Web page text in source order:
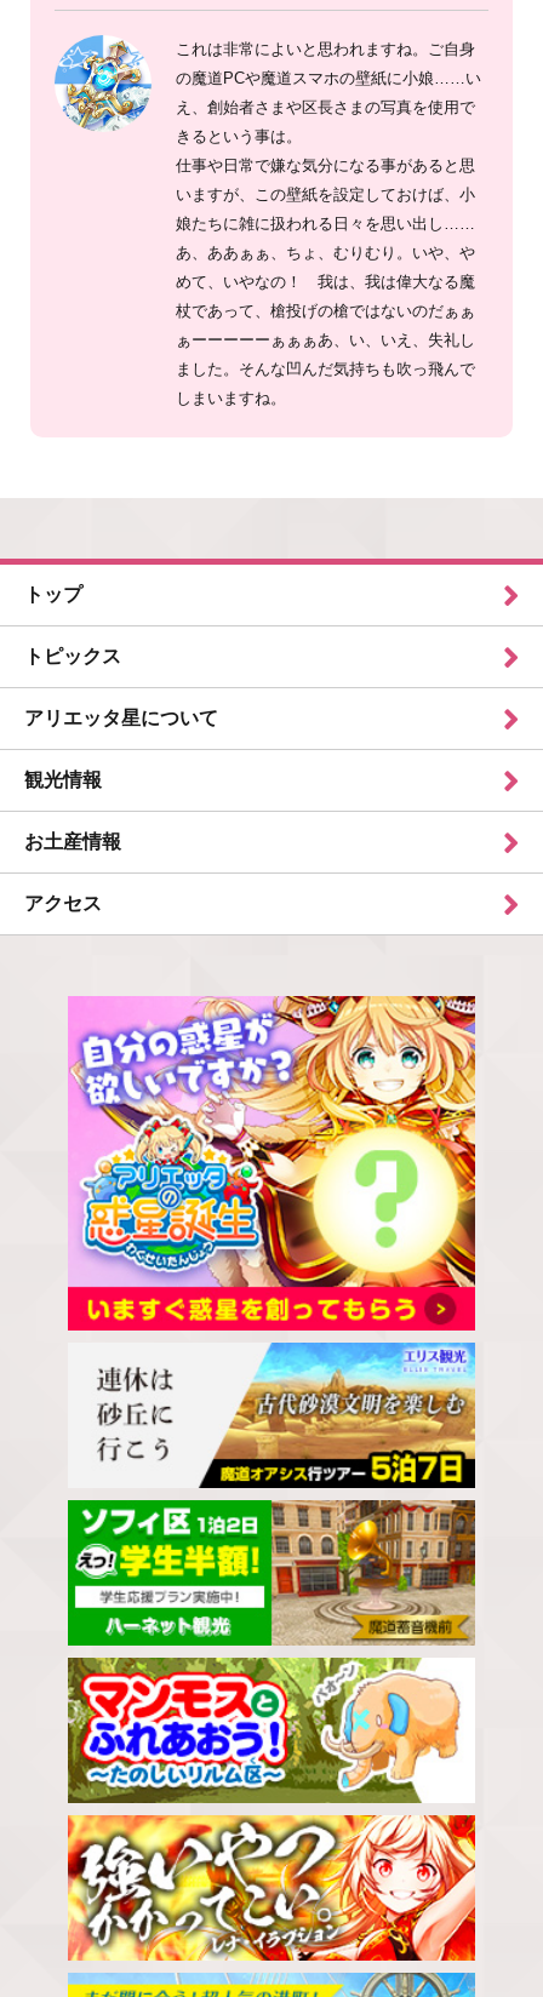
これは非常によいと思われますね。ご自身
の魔道PCや魔道スマホの壁紙に小娘……い
え、創始者さまや区長さまの写真を使用で
きるという事は。
仕事や日常で嫌な気分になる事があると思
いますが、この壁紙を設定しておけば、小
娘たちに雑に扱われる日々を思い出し……
あ、ああぁぁ、ちょ、むりむり。いや、や
めて、いやなの！ 我は、我は偉大なる魔
杖であって、槍投げの槍ではないのだぁぁ
ぁーーーーーぁぁぁあ、い、いえ、失礼し
ました。そんな凹んだ気持ちも吹っ飛んで
しまいますね。
トップ
トピックス
アリエッタ星について
観光情報
お土産情報
アクセス